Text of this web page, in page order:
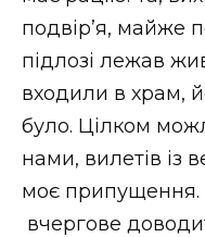
подвір’я, майже
підлозі лежав
входили в храм,
було. Цілком
нами, вилетів із
моє
вчергове